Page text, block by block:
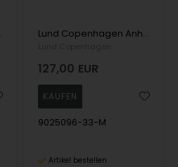
33 Lund Copenhagen Anhänger, model 9025096-33-M
127,00 EUR
9025096-33-M
Artikel bestellen